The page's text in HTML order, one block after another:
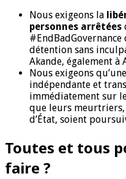
Nous exigeons la
personnes arrêtées
détention sans
Akande, également à
Nous exigeons qu’une
indépendante et
immédiatement sur
que leurs meurtriers,
d’État, soient
Toutes et tous
faire ?